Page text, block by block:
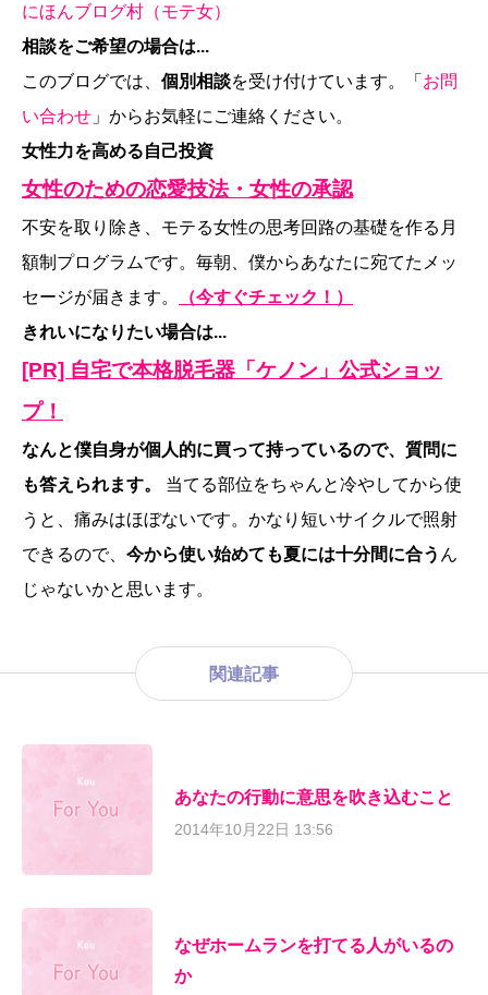
にほんブログ村（モテ女）
相談をご希望の場合は...
このブログでは、 個別相談を受け付けています。「 お問
い合わせ 」からお気軽にご連絡ください。
女性力を高める自己投資
女性のための恋愛技法・女性の承認
不安を取り除き、モテる女性の思考回路の基礎を作る月
額制プログラムです。毎朝、僕からあなたに宛てたメッ
セージが届きます。
（今すぐチェック！）
きれいになりたい場合は...
[PR] 自宅で本格脱毛器「ケノン」公式ショッ
プ！
なんと僕自身が個人的に買って持っているので、質問に
も答えられます。
当てる部位をちゃんと冷やしてから使
うと、痛みはほぼないです。かなり短いサイクルで照射
できるので、 今から使い始めても夏には十分間に合う ん
じゃないかと思います。
関連記事
あなたの行動に意思を吹き込むこと
2014年10月22日 13:56
なぜホームランを打てる人がいるの
か